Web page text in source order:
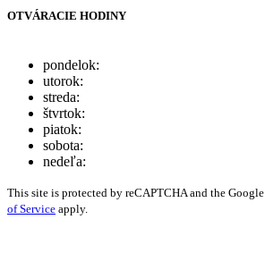
OTVÁRACIE HODINY
pondelok:
utorok:
streda:
štvrtok:
piatok:
sobota:
nedeľa:
This site is protected by reCAPTCHA and the Google
of Service apply.